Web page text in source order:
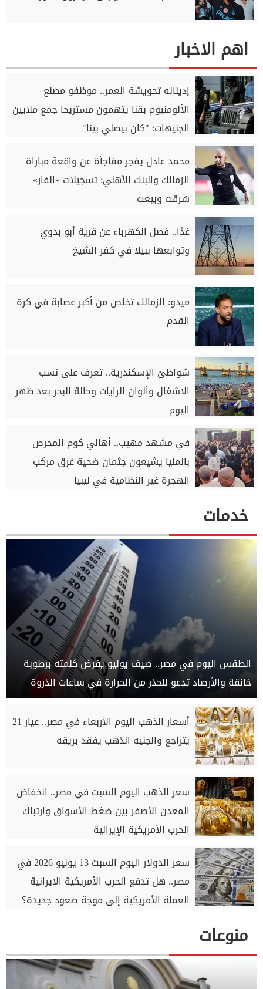
اهم الاخبار
إديناله تحويشة العمر.. موظفو مصنع
الألومنيوم بقنا يتهمون مستريحا جمع ملايين
الجنيهات: "كان بيصلي بينا"
محمد عادل يفجر مفاجأة عن واقعة مباراة
الزمالك والبنك الأهلي: تسجيلات «الفار»
سُرقت وبيعت
غدًا.. فصل الكهرباء عن قرية أبو بدوي
وتوابعها ببيلا في كفر الشيخ
ميدو: الزمالك تخلص من أكبر عصابة في كرة
القدم
شواطئ الإسكندرية.. تعرف على نسب
الإشغال وألوان الرايات وحالة البحر بعد ظهر
اليوم
في مشهد مهيب.. أهالي كوم المحرص
بالمنيا يشيعون جثمان ضحية غرق مركب
الهجرة غير النظامية في ليبيا
خدمات
الطقس اليوم في مصر.. صيف يوليو يفرض كلمته برطوبة
خانقة والأرصاد تدعو للحذر من الحرارة في ساعات الذروة
أسعار الذهب اليوم الأربعاء في مصر.. عيار 21
يتراجع والجنيه الذهب يفقد بريقه
سعر الذهب اليوم السبت في مصر.. انخفاض
المعدن الأصفر بين ضغط الأسواق وارتباك
الحرب الأمريكية الإيرانية
سعر الدولار اليوم السبت 13 يونيو 2026 في
مصر.. هل تدفع الحرب الأمريكية الإيرانية
العملة الأمريكية إلى موجة صعود جديدة؟
منوعات